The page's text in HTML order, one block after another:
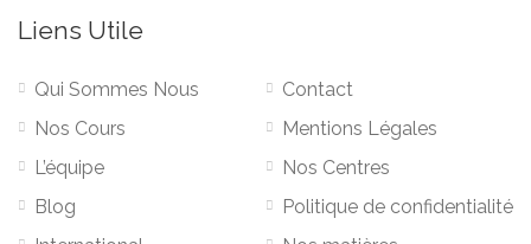
Liens Utile
Qui Sommes Nous
Nos Cours
L’équipe
Blog
Contact
Mentions Légales
Nos Centres
Politique de confidentialité